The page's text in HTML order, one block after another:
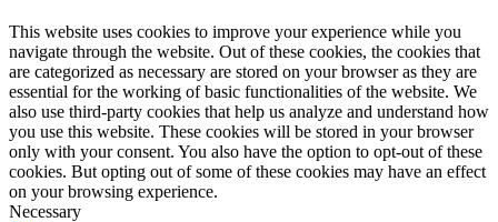
This website uses cookies to improve your experience while you
navigate through the website. Out of these cookies, the cookies that
are categorized as necessary are stored on your browser as they are
essential for the working of basic functionalities of the website. We
also use third-party cookies that help us analyze and understand how
you use this website. These cookies will be stored in your browser
only with your consent. You also have the option to opt-out of these
cookies. But opting out of some of these cookies may have an effect
on your browsing experience.
Necessary